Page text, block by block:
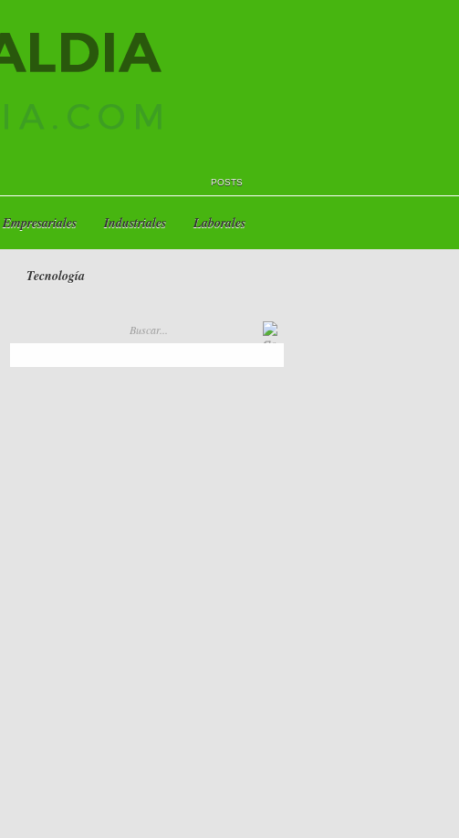
POSTS
Empresariales Industriales Laborales
Tecnología